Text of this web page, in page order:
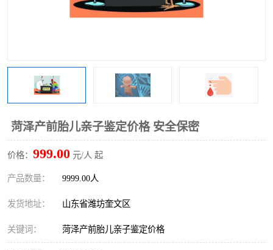
菏泽产前胎儿亲子鉴定价格 安全保密
价格： 999.00 元/人 起
产品数量： 9999.00人
发货地址： 山东省潍坊奎文区
关键词： 菏泽产前胎儿亲子鉴定价格